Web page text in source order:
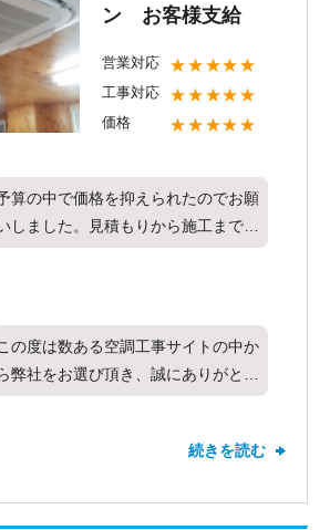
後ともエアコンコムをよろしくお願い
たします。
ン お客様支給
営業対応 ★★★★★
工事対応 ★★★★★
価格 ★★★★★
算の中で価格を抑えられたのでお願
しました。見積もりから施工までス
ーズで良かったです。
の度は数ある空調工事サイトの中か
弊社をお選び頂き、誠にありがとう
ざいました。今回は、お客様にてご
の天井カセット4方向・シングル・3
続きを読む